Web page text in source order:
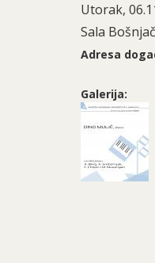
Utorak,
Sala
Adresa
Galerija: